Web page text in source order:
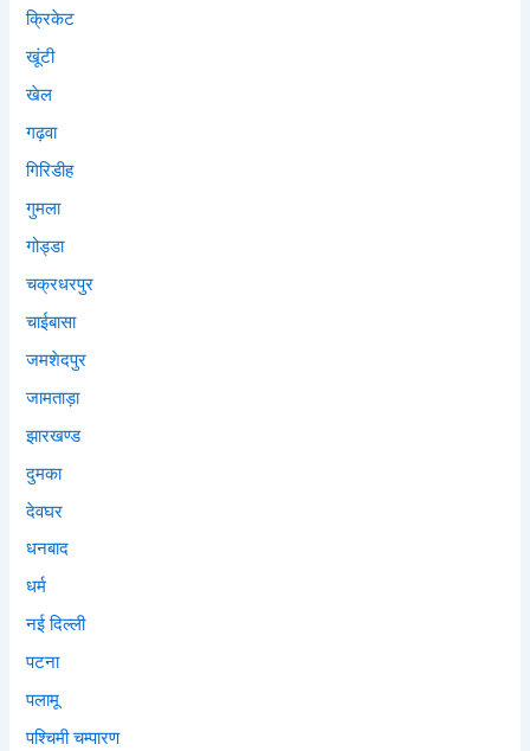
क्रिकेट
खूंटी
खेल
गढ़वा
गिरिडीह
गुमला
गोड्डा
चक्रधरपुर
चाईबासा
जमशेदपुर
जामताड़ा
झारखण्ड
दुमका
देवघर
धनबाद
धर्म
नई दिल्ली
पटना
पलामू
पश्चिमी चम्पारण